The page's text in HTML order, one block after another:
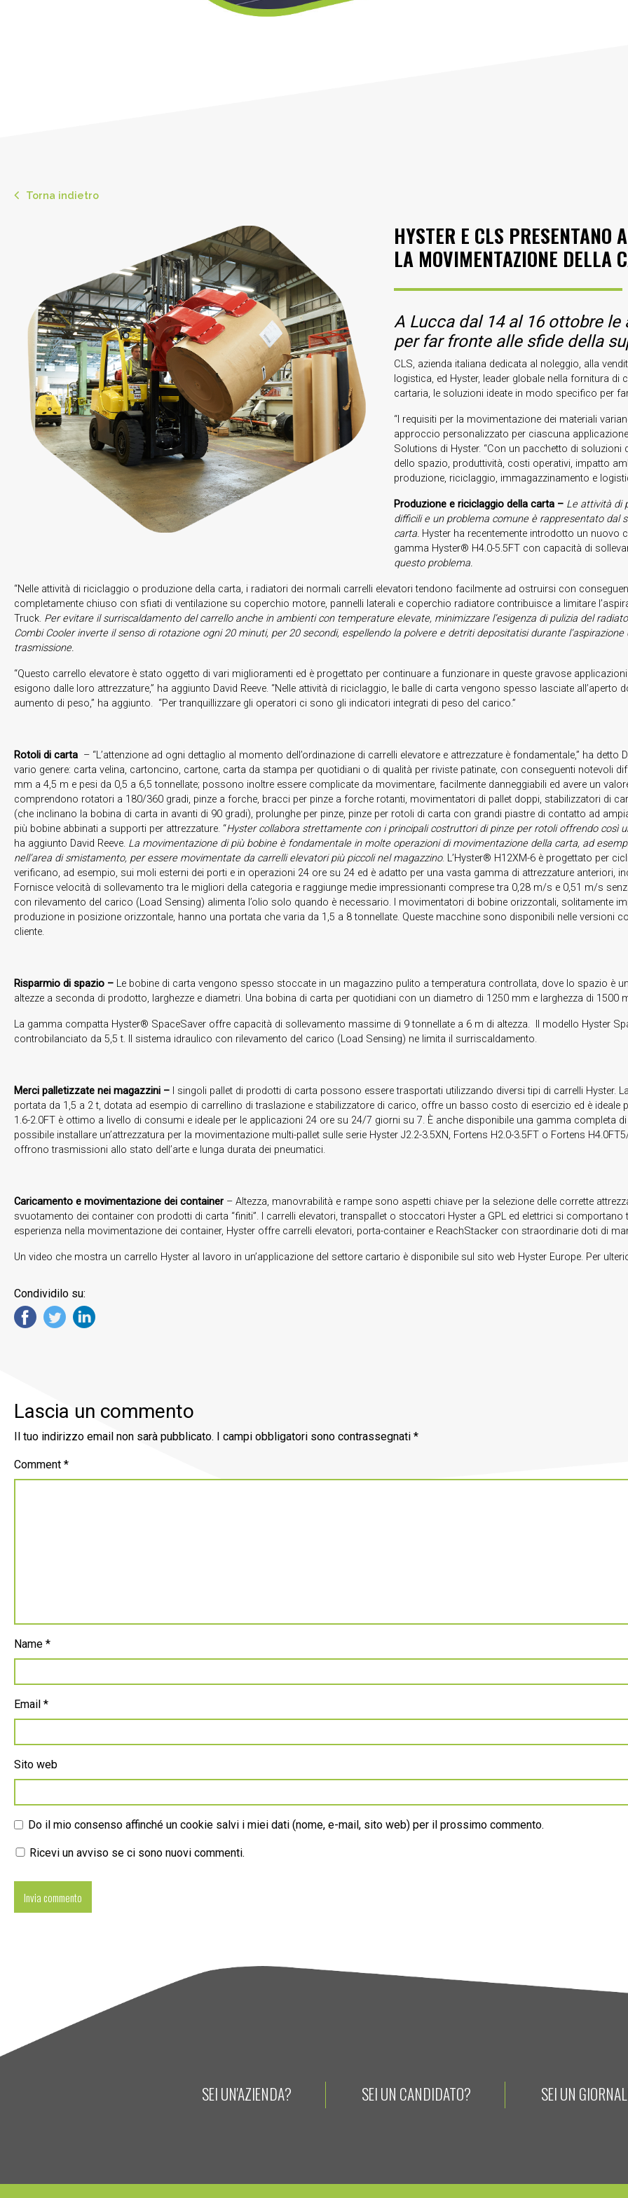
Torna indietro
HYSTER E CLS PRESENTANO
LA MOVIMENTAZIONE DELLA
A Lucca dal 14 al 16 ottobre
per far fronte alle sfide della
CLS, azienda italiana dedicata al noleggio, alla
logistica, ed Hyster, leader globale nella fornitura di
cartaria, le soluzioni ideate in modo specifico per
“I requisiti per la movimentazione dei materiali
approccio personalizzato per ciascuna
Solutions di Hyster. “Con un pacchetto di
dello spazio, produttività, costi operativi, impatto
produzione, riciclaggio, immagazzinamento e
Produzione e riciclaggio della carta – Le attività di
difficili e un problema comune è rappresentato dal
carta.Hyster ha recentemente introdotto un nuovo
gamma Hyster® H4.0-5.5FT con capacità di
questo problema.
“Nelle attività di riciclaggio o produzione della carta, i radiatori dei normali carrelli elevatori tendono facilmente ad ostruirsi con
completamente chiuso con sfiati di ventilazione su coperchio motore, pannelli laterali e coperchio radiatore contribuisce a limitare
Truck. Per evitare il surriscaldamento del carrello anche in ambienti con temperature elevate, minimizzare l’esigenza di pulizia del
Combi Cooler inverte il senso di rotazione ogni 20 minuti, per 20 secondi, espellendo la polvere e detriti depositatisi durante
trasmissione.
“Questo carrello elevatore è stato oggetto di vari miglioramenti ed è progettato per continuare a funzionare in queste gravose
esigono dalle loro attrezzature,” ha aggiunto David Reeve. “Nelle attività di riciclaggio, le balle di carta vengono spesso lasciate
aumento di peso,” ha aggiunto. “Per tranquillizzare gli operatori ci sono gli indicatori integrati di peso del carico.”
Rotoli di carta – “L’attenzione ad ogni dettaglio al momento dell’ordinazione di carrelli elevatore e attrezzature è fondamentale,” ha
vario genere: carta velina, cartoncino, cartone, carta da stampa per quotidiani o di qualità per riviste patinate, con conseguenti notevoli
mm a 4,5 m e pesi da 0,5 a 6,5 tonnellate; possono inoltre essere complicate da movimentare, facilmente danneggiabili ed avere un
comprendono rotatori a 180/360 gradi, pinze a forche, bracci per pinze a forche rotanti, movimentatori di pallet doppi, stabilizzatori di
(che inclinano la bobina di carta in avanti di 90 gradi), prolunghe per pinze, pinze per rotoli di carta con grandi piastre di contatto ad
più bobine abbinati a supporti per attrezzature. “Hyster collabora strettamente con i principali costruttori di pinze per rotoli offrendo così
ha aggiunto David Reeve. La movimentazione di più bobine è fondamentale in molte operazioni di movimentazione della carta, ad
nell’area di smistamento, per essere movimentate da carrelli elevatori più piccoli nel magazzino. L’Hyster® H12XM-6 è progettato per
verificano, ad esempio, sui moli esterni dei porti e in operazioni 24 ore su 24 ed è adatto per una vasta gamma di attrezzature anteriori,
Fornisce velocità di sollevamento tra le migliori della categoria e raggiunge medie impressionanti comprese tra 0,28 m/s e 0,51 m/s
con rilevamento del carico (Load Sensing) alimenta l’olio solo quando è necessario. I movimentatori di bobine orizzontali, solitamente
produzione in posizione orizzontale, hanno una portata che varia da 1,5 a 8 tonnellate. Queste macchine sono disponibili nelle versioni
cliente.
Risparmio di spazio – Le bobine di carta vengono spesso stoccate in un magazzino pulito a temperatura controllata, dove lo spazio è
altezze a seconda di prodotto, larghezze e diametri. Una bobina di carta per quotidiani con un diametro di 1250 mm e larghezza di 1500
La gamma compatta Hyster® SpaceSaver offre capacità di sollevamento massime di 9 tonnellate a 6 m di altezza. Il modello Hyster
controbilanciato da 5,5 t. Il sistema idraulico con rilevamento del carico (Load Sensing) ne limita il surriscaldamento.
Merci palletizzate nei magazzini –
I singoli pallet di prodotti di carta possono essere trasportati utilizzando diversi tipi di carrelli Hyster.
portata da 1,5 a 2 t, dotata ad esempio di carrellino di traslazione e stabilizzatore di carico, offre un basso costo di esercizio ed è
1.6-2.0FT è ottimo a livello di consumi e ideale per le applicazioni 24 ore su 24/7 giorni su 7. È anche disponibile una gamma completa
possibile installare un’attrezzatura per la movimentazione multi-pallet sulle serie Hyster J2.2-3.5XN, Fortens H2.0-3.5FT o Fortens
offrono trasmissioni allo stato dell’arte e lunga durata dei pneumatici.
Caricamento e movimentazione dei container – Altezza, manovrabilità e rampe sono aspetti chiave per la selezione delle corrette
svuotamento dei container con prodotti di carta “finiti”. I carrelli elevatori, transpallet o stoccatori Hyster a GPL ed elettrici si
esperienza nella movimentazione dei container, Hyster offre carrelli elevatori, porta-container e ReachStacker con straordinarie doti di
Un video che mostra un carrello Hyster al lavoro in un’applicazione del settore cartario è disponibile sul sito web Hyster Europe. Per
Condividilo su:
Lascia un commento
Il tuo indirizzo email non sarà pubblicato. I campi obbligatori sono contrassegnati *
Comment *
Name *
Email *
Sito web
Do il mio consenso affinché un cookie salvi i miei dati (nome, e-mail, sito web) per il prossimo commento.
Ricevi un avviso se ci sono nuovi commenti.
SEI UN'AZIENDA? SEI UN CANDIDATO? SEI UN